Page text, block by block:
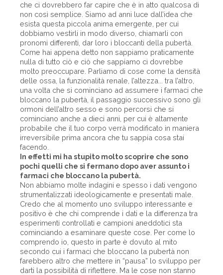
che ci dovrebbero far capire che è in atto qualcosa di
non così semplice. Siamo ad anni luce dall’idea che
esista questa piccola anima emergente, per cui
dobbiamo vestirli in modo diverso, chiamarli con
pronomi differenti, dar loro i bloccanti della pubertà.
Come hai appena detto non sappiamo praticamente
nulla di tutto ciò e ciò che sappiamo ci dovrebbe
molto preoccupare. Parliamo di cose come la densità
delle ossa, la funzionalità renale, l’altezza... tra l’altro,
una volta che si cominciano ad assumere i farmaci che
bloccano la pubertà, il passaggio successivo sono gli
ormoni dell’altro sesso e sono percorsi che si
cominciano anche a dieci anni, per cui è altamente
probabile che il tuo corpo verrà modificato in maniera
irreversibile prima ancora che tu sappia cosa stai
facendo.
In effetti mi ha stupito molto scoprire che sono
pochi quelli che si fermano dopo aver assunto i
farmaci che bloccano la pubertà.
Non abbiamo molte indagini e spesso i dati vengono
strumentalizzati ideologicamente e presentati male.
Credo che al momento uno sviluppo interessante e
positivo è che chi comprende i dati e la differenza tra
esperimenti controllati e campioni aneddotici sta
cominciando a esaminare queste cose. Per come lo
comprendo io, questo in parte è dovuto al mito
secondo cui i farmaci che bloccano la pubertà non
farebbero altro che mettere in “pausa” lo sviluppo per
darti la possibilità di riflettere. Ma le cose non stanno